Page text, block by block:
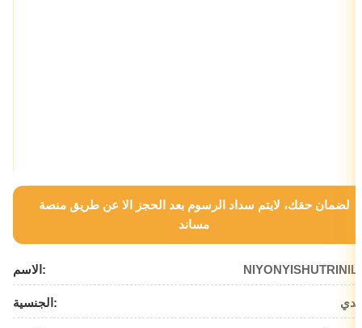
لضمان حقك، لايتم سداد الرسوم بعد الحجز الا عن طريق منصة
مساند
الاسم:
الجنسية: